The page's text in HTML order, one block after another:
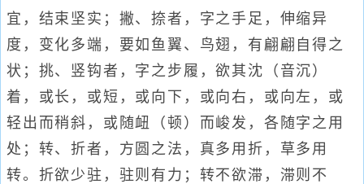
宜，结束坚实；撇、捺者，字之手足，伸缩异
度，变化多端，要如鱼翼、鸟翅，有翩翩自得之
状；挑、竖钩者，字之步履，欲其沈（音沉）
着，或长，或短，或向下，或向右，或向左，或
轻出而稍斜，或随衄（顿）而峻发，各随字之用
处；转、折者，方圆之法，真多用折，草多用
转。折欲少驻，驻则有力；转不欲滞，滞则不